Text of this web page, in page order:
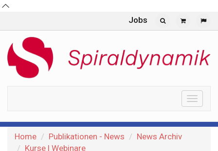
Jobs
Toggle
Home Publikationen - News
News Archiv
Kurse | Webinare